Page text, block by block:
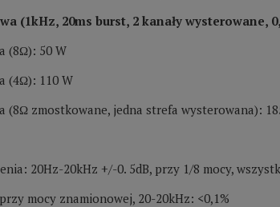
(1kHz, 20ms burst, 2 kanały wysterowane,
(8Ω): 50 W
(4Ω): 110 W
(8Ω zmostkowane, jedna strefa wysterowana):
20Hz-20kHz +/-0. 5dB, przy 1/8 mocy,
mocy znamionowej, 20-20kHz: <0,1%